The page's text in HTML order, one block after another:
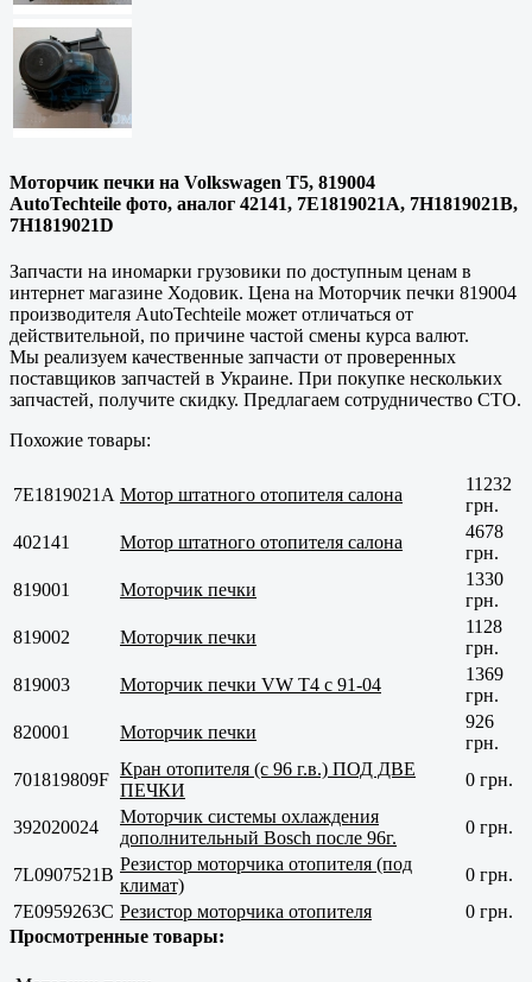
Моторчик печки на Volkswagen T5, 819004
AutoTechteile фото, аналог 42141, 7E1819021A, 7H1819021B,
7H1819021D
Запчасти на иномарки грузовики по доступным ценам в
интернет магазине Ходовик. Цена на Моторчик печки 819004
производителя AutoTechteile может отличаться от
действительной, по причине частой смены курса валют.
Мы реализуем качественные запчасти от проверенных
поставщиков запчастей в Украине. При покупке нескольких
запчастей, получите скидку. Предлагаем сотрудничество СТО.
Похожие товары:
7E1819021A Мотор штатного отопителя салона
11232
грн.
402141
Мотор штатного отопителя салона
4678
грн.
819001
Моторчик печки
1330
грн.
819002
Моторчик печки
1128
грн.
819003
Моторчик печки VW T4 с 91-04
1369
грн.
820001
Моторчик печки
926
грн.
701819809F
Кран отопителя (с 96 г.в.) ПОД ДВЕ
ПЕЧКИ
0 грн.
392020024
Моторчик системы охлаждения
дополнительный Bosch после 96г.
0 грн.
7L0907521B
Резистор моторчика отопителя (под
климат)
0 грн.
7E0959263C Резистор моторчика отопителя
0 грн.
Просмотренные товары: